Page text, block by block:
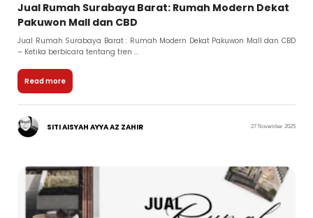
Jual Rumah Surabaya Barat: Rumah Modern Dekat
Pakuwon Mall dan CBD
Jual Rumah Surabaya Barat : Rumah Modern Dekat Pakuwon Mall dan CBD
– Ketika berbicara tentang tren ...
Read more
SITI AISYAH AYYA AZ ZAHIR 27 November 2025